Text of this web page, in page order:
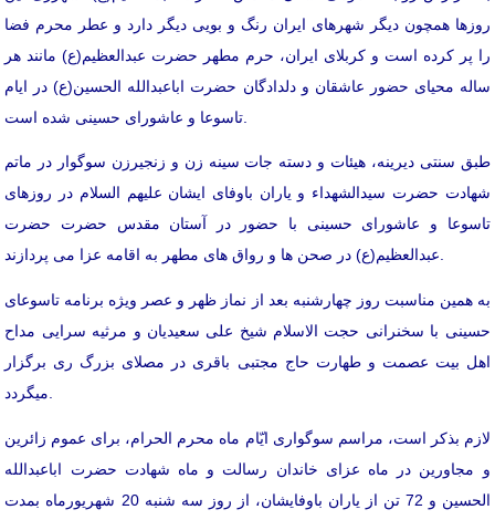
روز‌ها همچون دیگر شهر‌های ایران رنگ و بویی دیگر دارد و عطر محرم فضا
را پر کرده است و کربلای ایران، حرم مطهر حضرت عبدالعظیم(ع) مانند هر
ساله محیای حضور عاشقان و دلدادگان حضرت اباعبدالله الحسین(ع) در ایام
طبق سنتی دیرینه، هیئات و دسته جات سینه زن و زنجیرزن سوگوار در ماتم
شهادت حضرت سیدالشهداء و یاران باوفای ایشان علیهم السلام در روزهای
تاسوعا و عاشورای حسینی با حضور در آستان مقدس حضرت حضرت
عبدالعظیم(ع) در صحن ها و رواق های مطهر به اقامه عزا می پردازند.
به همین مناسبت روز چهارشنبه بعد از نماز ظهر و عصر ویژه برنامه تاسوعای
حسینی با سخنرانی حجت الاسلام شیخ علی سعیدیان و مرثیه سرایی مداح
اهل بیت عصمت و طهارت حاج مجتبی باقری در مصلای بزرگ ری برگزار
لازم بذکر است، مراسم سوگواری ایّام ماه محرم الحرام، برای عموم زائرین
و مجاورین در ماه عزای خاندان رسالت و ماه شهادت حضرت اباعبدالله
الحسین و 72 تن از یاران باوفایشان، از روز سه شنبه 20 شهریورماه بمدت